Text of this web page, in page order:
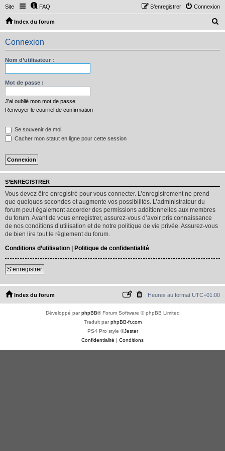
Site FAQ Connexion
S’enregistrer
Index du forum
e
Connexion
Nom d’utilisateur :
Mot de passe :
J’ai oublié mon mot de passe
Renvoyer le courriel de confirmation
Se souvenir de moi
Cacher mon statut en ligne pour cette session
S’ENREGISTRER
Vous devez être enregistré pour vous connecter. L’enregistrement ne prend
que quelques secondes et augmente vos possibilités. L’administrateur du
forum peut également accorder des permissions additionnelles aux membres
du forum. Avant de vous enregistrer, assurez-vous d’avoir pris connaissance
de nos conditions d’utilisation et de notre politique de vie privée. Assurez-vous
de bien lire tout le règlement du forum.
Conditions d’utilisation | Politique de confidentialité
S’enregistrer
Index du forum Heures au format UTC+01:00
Développé parphpBB® Forum Software © phpBB Limited
Traduit parphpBB-fr.com
PS4 Pro style ©Jester
Confidentialité | Conditions